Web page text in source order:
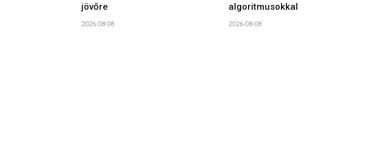
jövőre
2026-08-08
algoritmusokkal
2026-08-08